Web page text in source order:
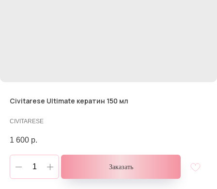
Civitarese Ultimate кератин 150 мл
CIVITARESE
1 600 р.
Заказать